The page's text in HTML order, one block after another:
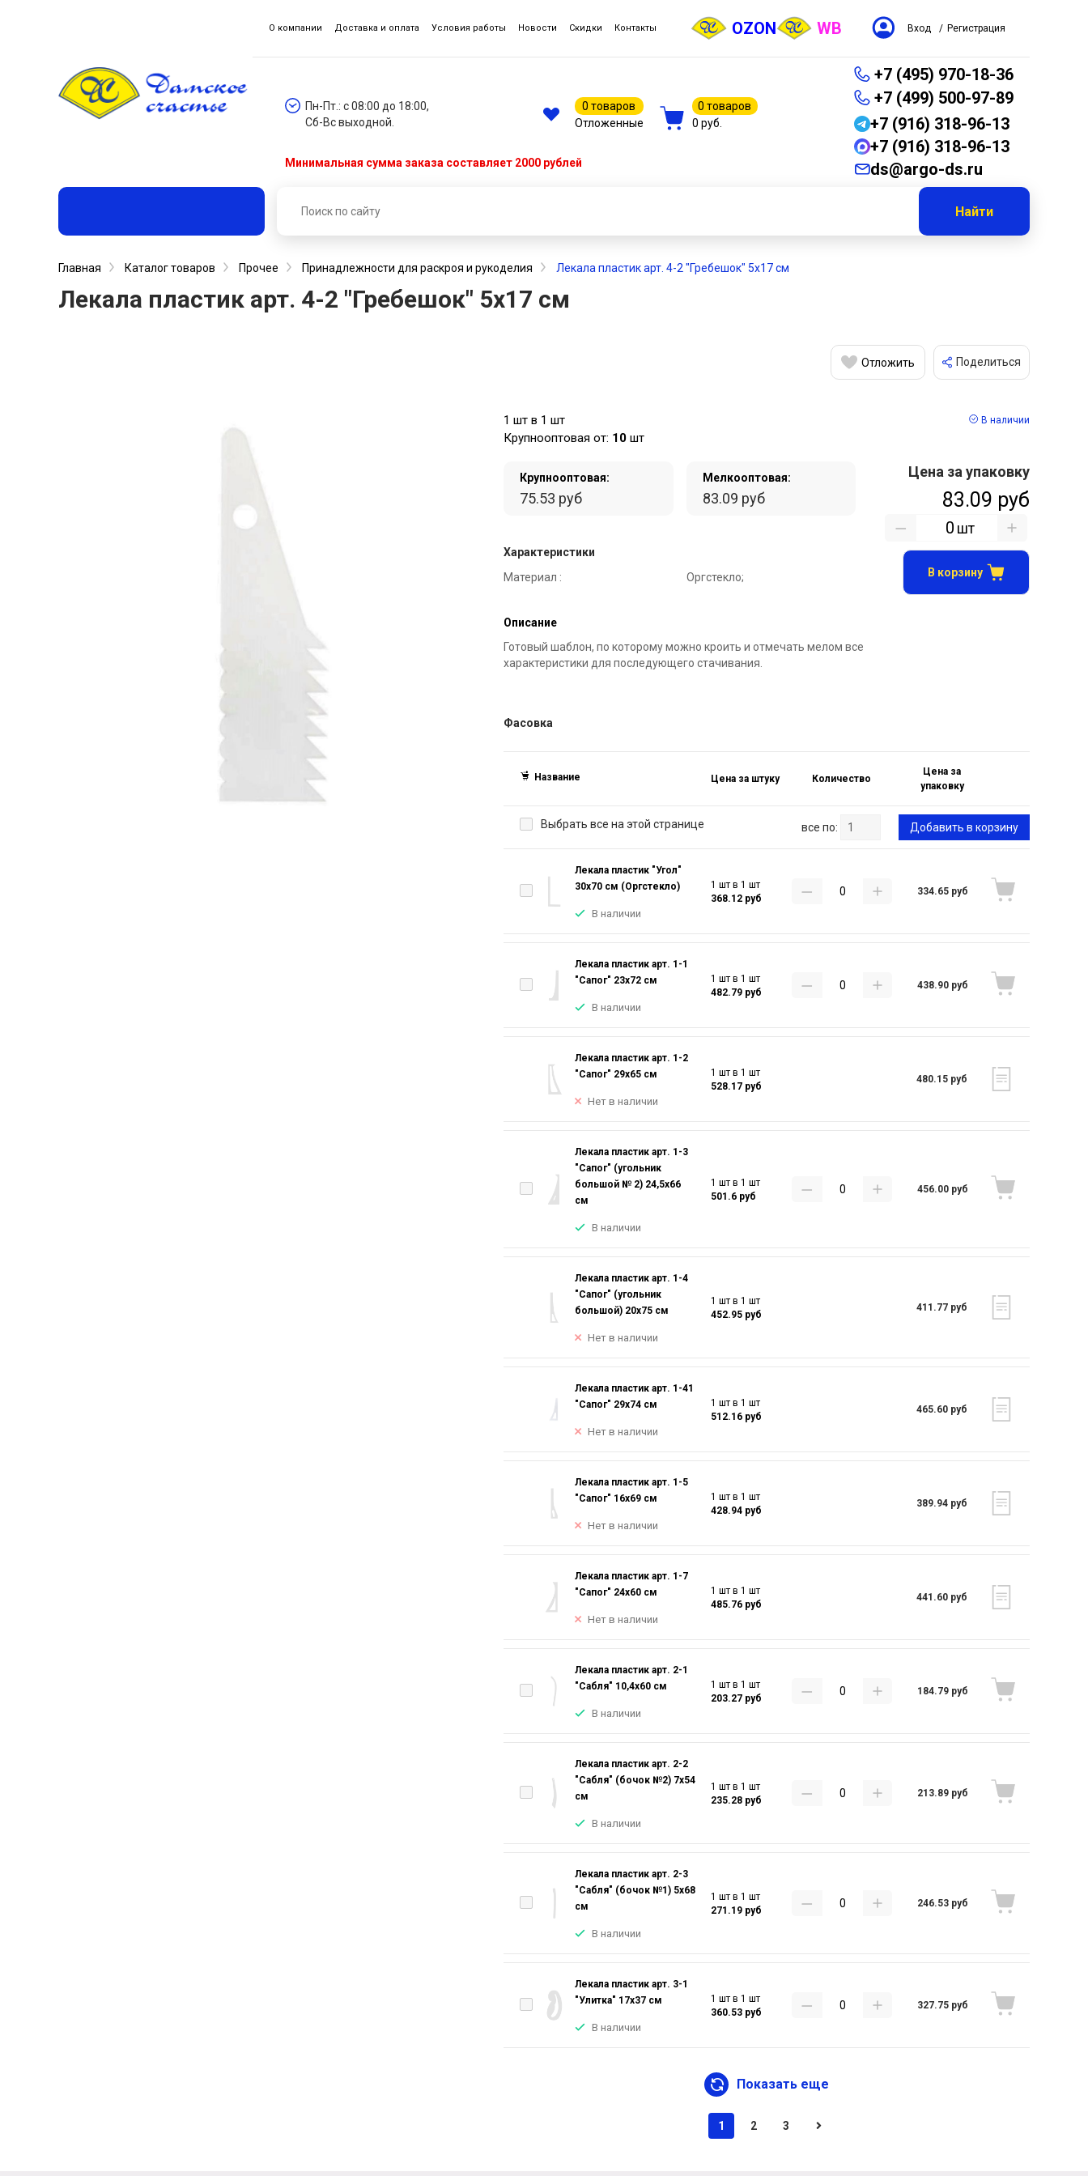
О компании Доставка и оплата Условия работы Новости Скидки Контакты OZON WB Вход / Регистрация
Пн-Пт.: с 08:00 до 18:00,
Сб-Вс выходной.
0 товаров
Отложенные
0 товаров
0 руб.
+7 (495) 970-18-36
+7 (499) 500-97-89
+7 (916) 318-96-13
+7 (916) 318-96-13
ds@argo-ds.ru
Минимальная сумма заказа составляет 2000 рублей
Найти
Главная Каталог товаров Прочее Принадлежности для раскроя и рукоделия Лекала пластик арт. 4-2 "Гребешок" 5х17 см
Лекала пластик арт. 4-2 "Гребешок" 5х17 см
Отложить Поделиться
1 шт в 1 шт
Крупнооптовая от: 10 шт
В наличии
Крупнооптовая:
75.53 руб
Мелкооптовая:
83.09 руб
Характеристики
Материал :
Оргстекло;
Описание
Готовый шаблон, по которому можно кроить и отмечать мелом все
характеристики для последующего стачивания.
Цена за упаковку
83.09 руб
шт
В корзину
Фасовка
Название Цена за штуку Количество
Цена за
упаковку
Выбрать все на этой странице все по: Добавить в корзину
Лекала пластик "Угол"
30х70 см (Оргстекло)
В наличии
1 шт в 1 шт
368.12 руб
334.65 руб
Лекала пластик арт. 1-1
"Сапог" 23х72 см
В наличии
1 шт в 1 шт
482.79 руб
438.90 руб
Лекала пластик арт. 1-2
"Сапог" 29х65 см
Нет в наличии
1 шт в 1 шт
528.17 руб
480.15 руб
Лекала пластик арт. 1-3
"Сапог" (угольник
большой № 2) 24,5х66
см
В наличии
1 шт в 1 шт
501.6 руб
456.00 руб
Лекала пластик арт. 1-4
"Сапог" (угольник
большой) 20х75 см
Нет в наличии
1 шт в 1 шт
452.95 руб
411.77 руб
Лекала пластик арт. 1-41
"Сапог" 29х74 см
Нет в наличии
1 шт в 1 шт
512.16 руб
465.60 руб
Лекала пластик арт. 1-5
"Сапог" 16х69 см
Нет в наличии
1 шт в 1 шт
428.94 руб
389.94 руб
Лекала пластик арт. 1-7
"Сапог" 24х60 см
Нет в наличии
1 шт в 1 шт
485.76 руб
441.60 руб
Лекала пластик арт. 2-1
"Сабля" 10,4х60 см
В наличии
1 шт в 1 шт
203.27 руб
184.79 руб
Лекала пластик арт. 2-2
"Сабля" (бочок №2) 7х54
см
В наличии
1 шт в 1 шт
235.28 руб
213.89 руб
Лекала пластик арт. 2-3
"Сабля" (бочок №1) 5х68
см
В наличии
1 шт в 1 шт
271.19 руб
246.53 руб
Лекала пластик арт. 3-1
"Улитка" 17х37 см
В наличии
1 шт в 1 шт
360.53 руб
327.75 руб
Показать еще
1 2 3